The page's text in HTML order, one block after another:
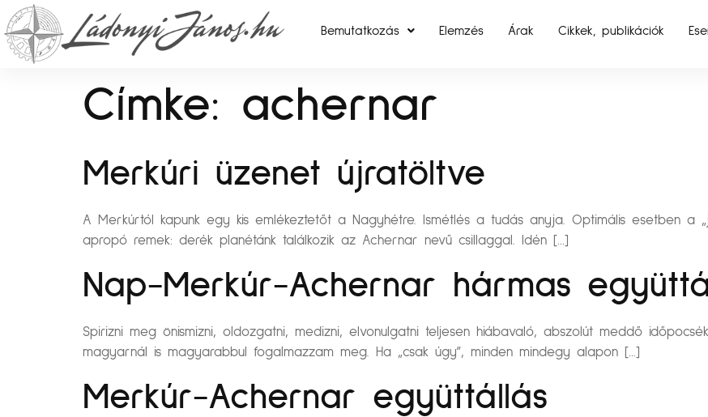
Bemutatkozás Elemzés Árak Cikkek, publikációk
Címke: achernar
Merkúri üzenet újratöltve
A Merkúrtól kapunk egy kis emlékeztetőt a Nagyhétre. Ismétlés a tudás anyja. Optimális esetben a
apropó remek: derék planétánk találkozik az Achernar nevű csillaggal. Idén […]
Nap-Merkúr-Achernar hármas
Spirizni meg önismizni, oldozgatni, medizni, elvonulgatni teljesen hiábavaló, abszolút meddő
magyarnál is magyarabbul fogalmazzam meg. Ha „csak úgy”, minden mindegy alapon […]
Merkúr-Achernar együttállás